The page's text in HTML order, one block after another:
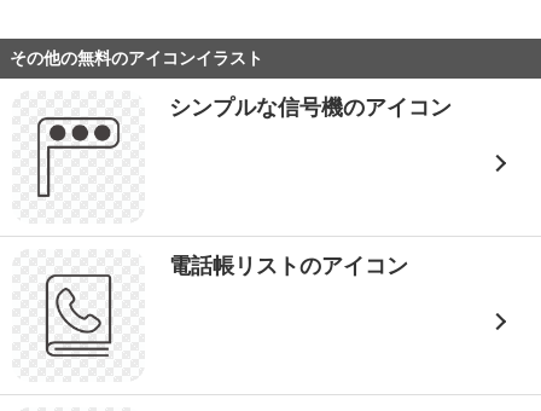
その他の無料のアイコンイラスト
シンプルな信号機のアイコン
電話帳リストのアイコン